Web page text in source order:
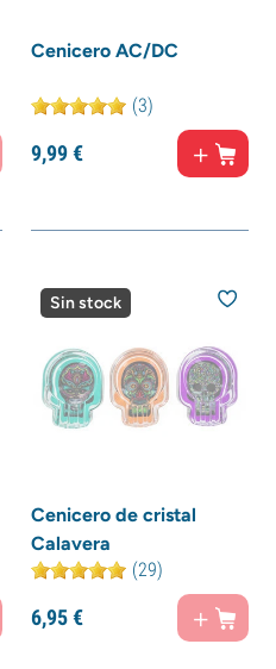
Cenicero AC/DC
(3)
9,99€
Sin stock
Cenicero de cristal
Calavera
(29)
6,95€